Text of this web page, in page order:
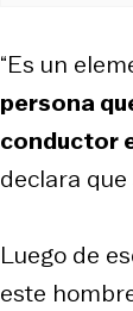
“Es un
persona
conductor
declara que
Luego de
este